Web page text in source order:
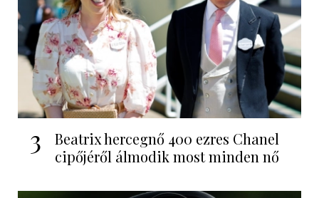
3
Beatrix hercegnő 400 ezres Chanel
cipőjéről álmodik most minden nő